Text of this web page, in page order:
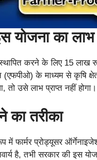
योजना का लाभ
करने के लिए 15 लाख
(एफपीओ) के माध्यम से कृषि
उसे लाभ प्राप्त नहीं होगा।
का तरीका
में फार्मर प्रोड्यूसर
है, तभी सरकार की इस